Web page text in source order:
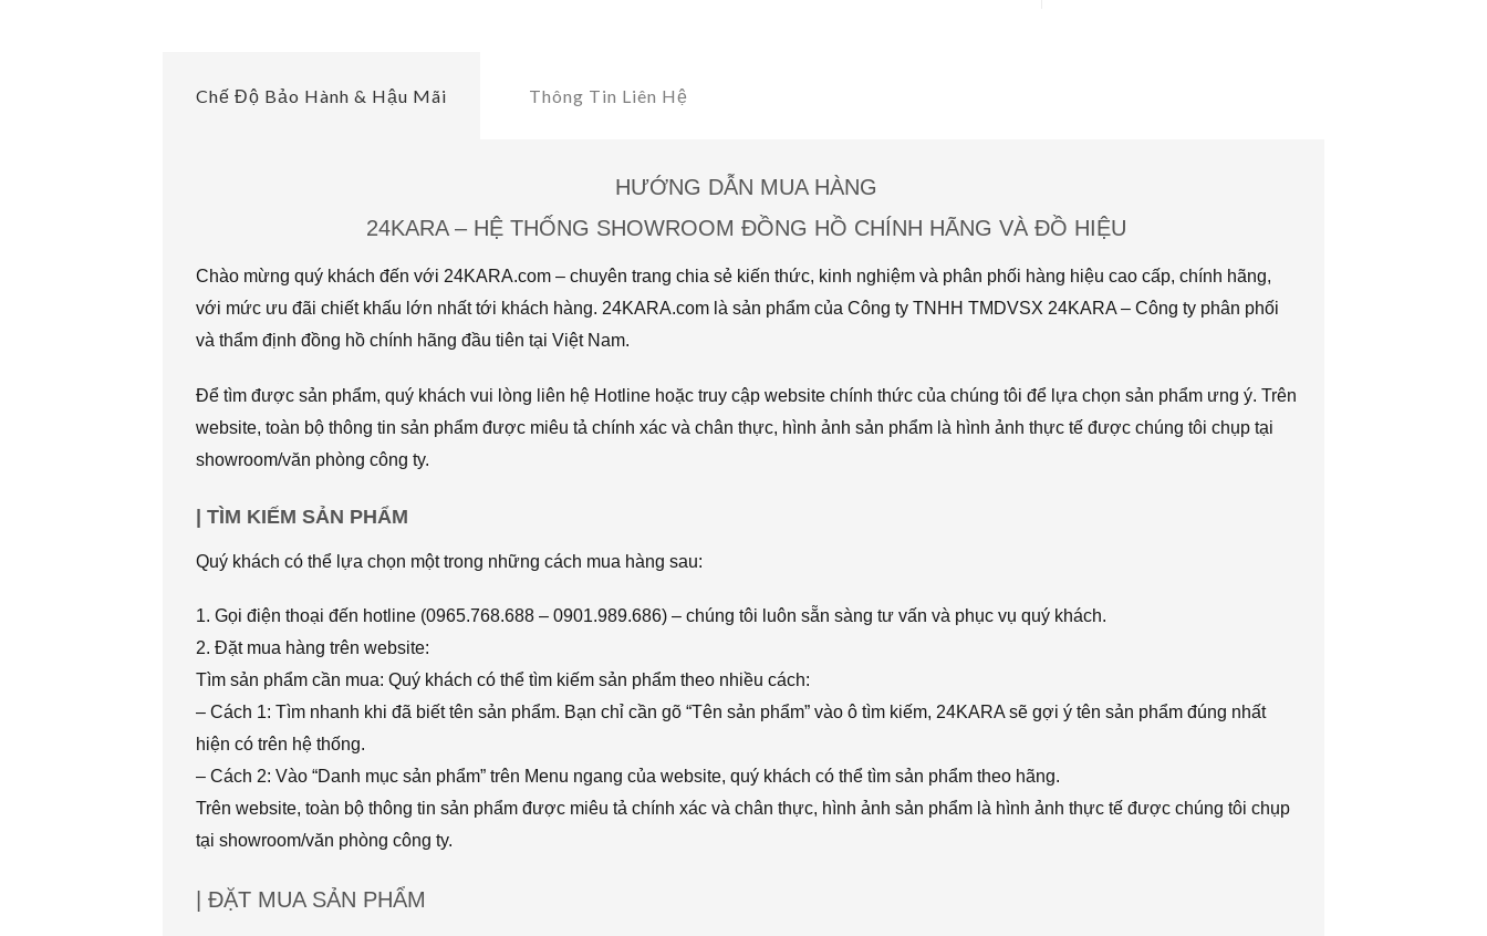
Chế Độ Bảo Hành & Hậu Mãi Thông Tin Liên Hệ
HƯỚNG DẪN MUA HÀNG
24KARA – HỆ THỐNG SHOWROOM ĐỒNG HỒ CHÍNH HÃNG VÀ ĐỒ HIỆU
Chào mừng quý khách đến với 24KARA.com – chuyên trang chia sẻ kiến thức, kinh nghiệm và phân phối hàng hiệu cao cấp, chính hãng,
với mức ưu đãi chiết khấu lớn nhất tới khách hàng. 24KARA.com là sản phẩm của Công ty TNHH TMDVSX 24KARA – Công ty phân phối
và thẩm định đồng hồ chính hãng đầu tiên tại Việt Nam.
Để tìm được sản phẩm, quý khách vui lòng liên hệ Hotline hoặc truy cập website chính thức của chúng tôi để lựa chọn sản phẩm ưng ý. Trên
website, toàn bộ thông tin sản phẩm được miêu tả chính xác và chân thực, hình ảnh sản phẩm là hình ảnh thực tế được chúng tôi chụp tại
showroom/văn phòng công ty.
| TÌM KIẾM SẢN PHẨM
Quý khách có thể lựa chọn một trong những cách mua hàng sau:
1. Gọi điện thoại đến hotline (0965.768.688 – 0901.989.686) – chúng tôi luôn sẵn sàng tư vấn và phục vụ quý khách.
2. Đặt mua hàng trên website:
Tìm sản phẩm cần mua: Quý khách có thể tìm kiếm sản phẩm theo nhiều cách:
– Cách 1: Tìm nhanh khi đã biết tên sản phẩm. Bạn chỉ cần gõ “Tên sản phẩm” vào ô tìm kiếm, 24KARA sẽ gợi ý tên sản phẩm đúng nhất
hiện có trên hệ thống.
– Cách 2: Vào “Danh mục sản phẩm” trên Menu ngang của website, quý khách có thể tìm sản phẩm theo hãng.
Trên website, toàn bộ thông tin sản phẩm được miêu tả chính xác và chân thực, hình ảnh sản phẩm là hình ảnh thực tế được chúng tôi chụp
tại showroom/văn phòng công ty.
| ĐẶT MUA SẢN PHẨM